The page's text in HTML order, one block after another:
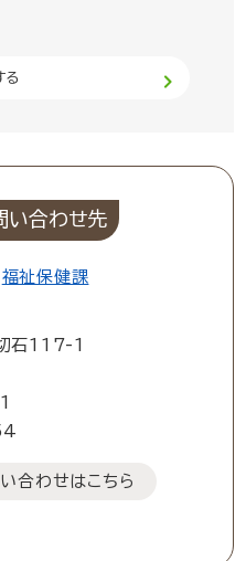
い合わせ先
福祉保健課
石117-1
合わせはこちら